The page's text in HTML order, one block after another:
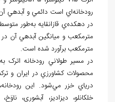
رودخانهاي است دائمي و آبدهي
در دهکدهي قازانقايه بهطور متوسط در
مترمکعب و ميانگين آبدهي آن در
مترمكعب برآورد شده است.
در مسير طولاني رودخانه اترک
محصولات کشاورزي در ايران و
درياي خزر ميشود. اين
خلکانلو، ديزاديز، آبشوري،